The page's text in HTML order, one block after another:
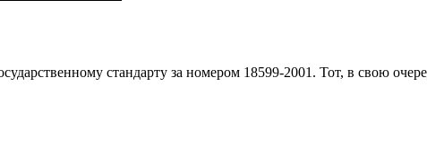
стандарту за номером 18599-2001. Тот, в свою